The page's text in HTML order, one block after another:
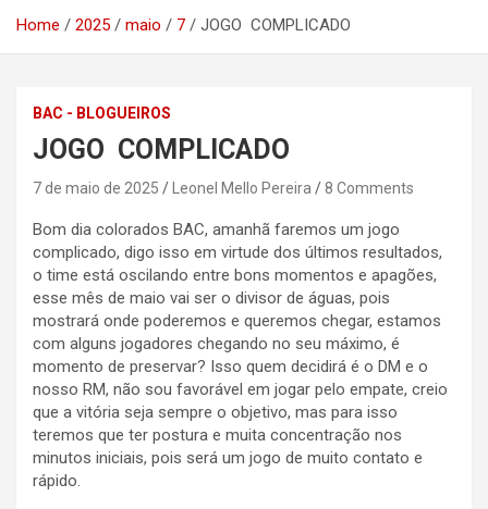
Home 2025 maio 7 JOGO COMPLICADO
BAC - BLOGUEIROS
JOGO COMPLICADO
7 de maio de 2025 Leonel Mello Pereira 8 Comments
Bom dia colorados BAC, amanhã faremos um jogo
complicado, digo isso em virtude dos últimos resultados,
o time está oscilando entre bons momentos e apagões,
esse mês de maio vai ser o divisor de águas, pois
mostrará onde poderemos e queremos chegar, estamos
com alguns jogadores chegando no seu máximo, é
momento de preservar? Isso quem decidirá é o DM e o
nosso RM, não sou favorável em jogar pelo empate, creio
que a vitória seja sempre o objetivo, mas para isso
teremos que ter postura e muita concentração nos
minutos iniciais, pois será um jogo de muito contato e
rápido.